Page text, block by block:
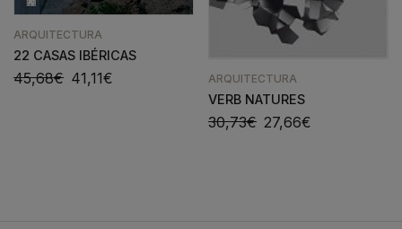
ARQUITECTURA
22 CASAS IBÉRICAS
45,68€ 41,11€ ARQUITECTURA
VERB NATURES
30,73€ 27,66€